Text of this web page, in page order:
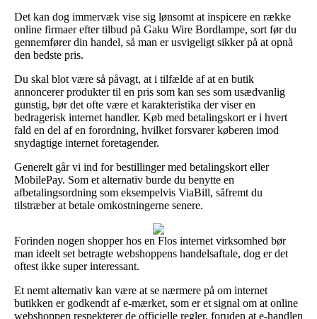
Det kan dog immervæk vise sig lønsomt at inspicere en række
online firmaer efter tilbud på Gaku Wire Bordlampe, sort før du
gennemfører din handel, så man er usvigeligt sikker på at opnå
den bedste pris.
Du skal blot være så påvagt, at i tilfælde af at en butik
annoncerer produkter til en pris som kan ses som usædvanlig
gunstig, bør det ofte være et karakteristika der viser en
bedragerisk internet handler. Køb med betalingskort er i hvert
fald en del af en forordning, hvilket forsvarer køberen imod
snydagtige internet foretagender.
Generelt går vi ind for bestillinger med betalingskort eller
MobilePay. Som et alternativ burde du benytte en
afbetalingsordning som eksempelvis ViaBill, såfremt du
tilstræber at betale omkostningerne senere.
Forinden nogen shopper hos en Flos internet virksomhed bør
man ideelt set betragte webshoppens handelsaftale, dog er det
oftest ikke super interessant.
Et nemt alternativ kan være at se nærmere på om internet
butikken er godkendt af e-mærket, som er et signal om at online
webshoppen respekterer de officielle regler, foruden at e-handlen